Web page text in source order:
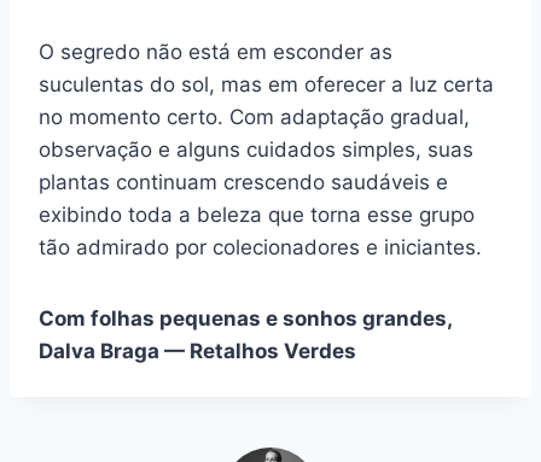
O segredo não está em esconder as
suculentas do sol, mas em oferecer a luz certa
no momento certo. Com adaptação gradual,
observação e alguns cuidados simples, suas
plantas continuam crescendo saudáveis e
exibindo toda a beleza que torna esse grupo
tão admirado por colecionadores e iniciantes.
Com folhas pequenas e sonhos grandes,
Dalva Braga — Retalhos Verdes